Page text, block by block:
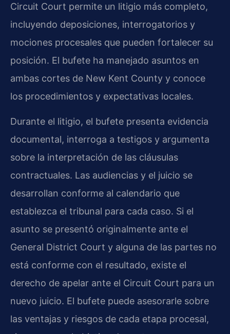
Circuit Court permite un litigio más completo,
incluyendo deposiciones, interrogatorios y
mociones procesales que pueden fortalecer su
posición. El bufete ha manejado asuntos en
ambas cortes de New Kent County y conoce
los procedimientos y expectativas locales.
Durante el litigio, el bufete presenta evidencia
documental, interroga a testigos y argumenta
sobre la interpretación de las cláusulas
contractuales. Las audiencias y el juicio se
desarrollan conforme al calendario que
establezca el tribunal para cada caso. Si el
asunto se presentó originalmente ante el
General District Court y alguna de las partes no
está conforme con el resultado, existe el
derecho de apelar ante el Circuit Court para un
nuevo juicio. El bufete puede asesorarle sobre
las ventajas y riesgos de cada etapa procesal,